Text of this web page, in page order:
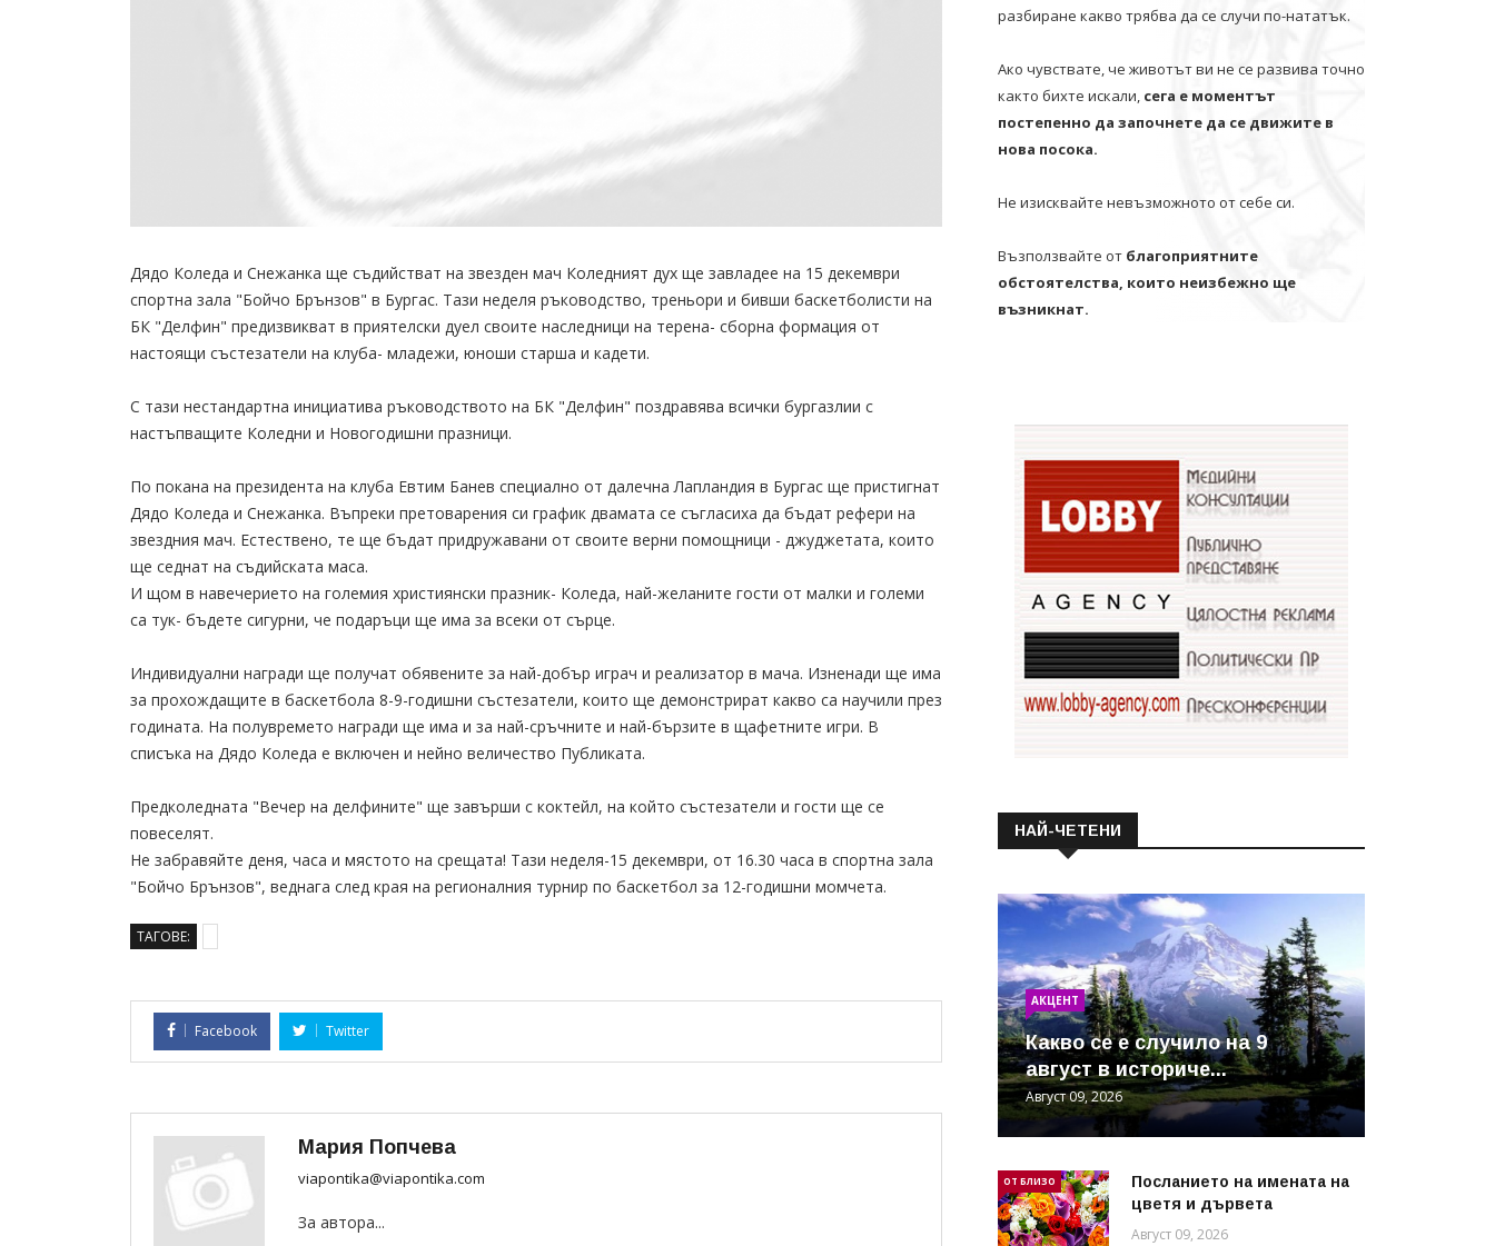
Дядо Коледа и Снежанка ще съдийстват на звезден мач Коледният дух ще завладее на 15 декември
спортна зала "Бойчо Брънзов" в Бургас. Тази неделя ръководство, треньори и бивши баскетболисти на
БК "Делфин" предизвикват в приятелски дуел своите наследници на терена- сборна формация от
настоящи състезатели на клуба- младежи, юноши старша и кадети.
С тази нестандартна инициатива ръководството на БК "Делфин" поздравява всички бургазлии с
настъпващите Коледни и Новогодишни празници.
По покана на президента на клуба Евтим Банев специално от далечна Лапландия в Бургас ще пристигнат
Дядо Коледа и Снежанка. Въпреки претоварения си график двамата се съгласиха да бъдат рефери на
звездния мач. Естествено, те ще бъдат придружавани от своите верни помощници - джуджетата, които
ще седнат на съдийската маса.
И щом в навечерието на големия християнски празник- Коледа, най-желаните гости от малки и големи
са тук- бъдете сигурни, че подаръци ще има за всеки от сърце.
Индивидуални награди ще получат обявените за най-добър играч и реализатор в мача. Изненади ще има
за прохождащите в баскетбола 8-9-годишни състезатели, които ще демонстрират какво са научили през
годината. На полувремето награди ще има и за най-сръчните и най-бързите в щафетните игри. В
списъка на Дядо Коледа е включен и нейно величество Публиката.
Предколедната "Вечер на делфините" ще завърши с коктейл, на който състезатели и гости ще се
повеселят.
Не забравяйте деня, часа и мястото на срещата! Тази неделя-15 декември, от 16.30 часа в спортна зала
"Бойчо Брънзов", веднага след края на регионалния турнир по баскетбол за 12-годишни момчета.
ТАГОВЕ:
Facebook Twitter
Мария Попчева
viapontika@viapontika.com
За автора...
разбиране какво трябва да се случи по-нататък.
Ако чувствате, че животът ви не се развива точно
както бихте искали, сега е моментът
постепенно да започнете да се движите в
нова посока.
Не изисквайте невъзможното от себе си.
Възползвайте от благоприятните
обстоятелства, които неизбежно ще
възникнат.
НАЙ-ЧЕТЕНИ
АКЦЕНТ
Какво се е случило на 9
август в историче...
Август 09, 2026
ОТ БЛИЗО
Посланието на имената на
цветя и дървета
Август 09, 2026